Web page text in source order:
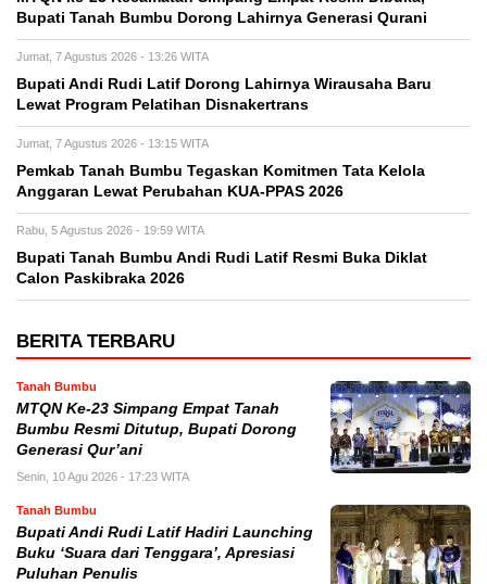
Bupati Tanah Bumbu Dorong Lahirnya Generasi Qurani
Jumat, 7 Agustus 2026 - 13:26 WITA
Bupati Andi Rudi Latif Dorong Lahirnya Wirausaha Baru
Lewat Program Pelatihan Disnakertrans
Jumat, 7 Agustus 2026 - 13:15 WITA
Pemkab Tanah Bumbu Tegaskan Komitmen Tata Kelola
Anggaran Lewat Perubahan KUA-PPAS 2026
Rabu, 5 Agustus 2026 - 19:59 WITA
Bupati Tanah Bumbu Andi Rudi Latif Resmi Buka Diklat
Calon Paskibraka 2026
BERITA TERBARU
Tanah Bumbu
MTQN Ke-23 Simpang Empat Tanah
Bumbu Resmi Ditutup, Bupati Dorong
Generasi Qur’ani
Senin, 10 Agu 2026 - 17:23 WITA
Tanah Bumbu
Bupati Andi Rudi Latif Hadiri Launching
Buku ‘Suara dari Tenggara’, Apresiasi
Puluhan Penulis